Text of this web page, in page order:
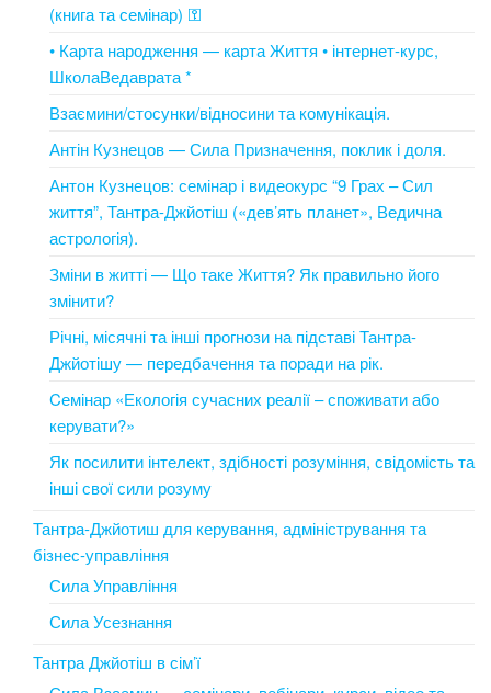
(книга та семінар) ⚿
• Карта народження — карта Життя • інтернет-курс,
ШколаВедаврата *
Взаємини/стосунки/відносини та комунікація.
Антін Кузнецов — Сила Призначення, поклик і доля.
Антон Кузнецов: семінар і видеокурс “9 Грах – Сил
життя”, Тантра-Джйотіш («дев’ять планет», Ведична
астрологія).
Зміни в житті — Що таке Життя? Як правильно його
змінити?
Річні, місячні та інші прогнози на підставі Тантра-
Джйотішу — передбачення та поради на рік.
Cемінар «Екологія сучасних реалії – споживати або
керувати?»
Як посилити інтелект, здібності розуміння, свідомість та
інші свої сили розуму
Тантра-Джйотиш для керування, адміністрування та
бізнес-управління
Сила Управління
Сила Усезнання
Тантра Джйотіш в сім’ї